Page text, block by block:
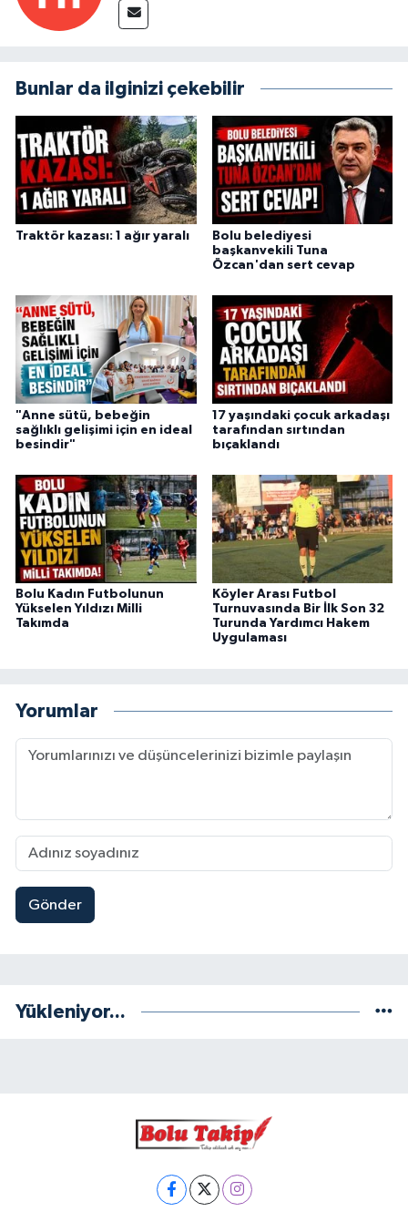
Bunlar da ilginizi çekebilir
Traktör kazası: 1 ağır yaralı
Bolu belediyesi
başkanvekili Tuna
Özcan'dan sert cevap
"Anne sütü, bebeğin
sağlıklı gelişimi için en ideal
besindir"
17 yaşındaki çocuk arkadaşı
tarafından sırtından
bıçaklandı
Bolu Kadın Futbolunun
Yükselen Yıldızı Milli
Takımda
Köyler Arası Futbol
Turnuvasında Bir İlk Son 32
Turunda Yardımcı Hakem
Uygulaması
Yorumlar
Gönder
Yükleniyor...